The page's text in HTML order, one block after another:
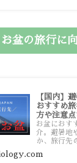
盆の旅行に
【国内】
おすすめ
方や注意
お盆におす
介。避暑地
か、旅行先
注意点、比
おすすめス